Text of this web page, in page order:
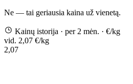
Ne — tai geriausia kaina už vienetą.
Kainų istorija · per 2 mėn. · €/kg
vid. 2,07 €/kg
2,07